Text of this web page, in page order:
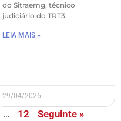
do Sitraemg, técnico
judiciário do TRT3
LEIA MAIS »
29/04/2026
… 12 Seguinte »